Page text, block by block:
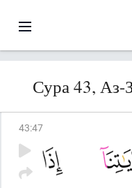
Сура 43, Аз-
43:47